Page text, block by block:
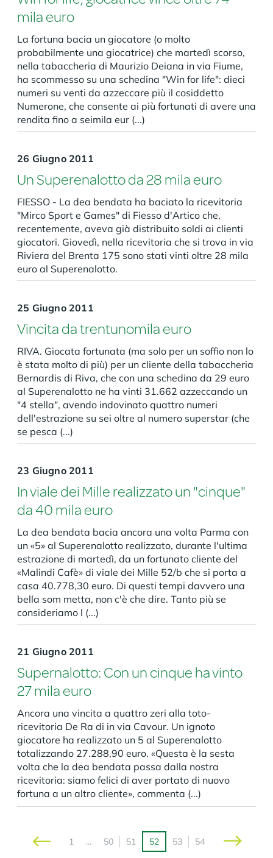
mila euro
La fortuna bacia un giocatore (o molto
probabilmente una giocatrice) che martedì scorso,
nella tabaccheria di Maurizio Deiana in via Fiume,
ha scommesso su una schedina "Win for life": dieci
numeri su venti da azzeccare più il cosiddetto
Numerone, che consente ai più fortunati di avere una
rendita fino a seimila eur (...)
26 Giugno 2011
Un Superenalotto da 28 mila euro
FIESSO - La dea bendata ha baciato la ricevitoria
"Mirco Sport e Games" di Fiesso d'Artico che,
recentemente, aveva già distribuito soldi ai clienti
giocatori. Giovedì, nella ricevitoria che si trova in via
Riviera del Brenta 175 sono stati vinti oltre 28 mila
euro al Superenalotto.
25 Giugno 2011
Vincita da trentunomila euro
RIVA. Giocata fortunata (ma solo per un soffio non lo
è stata molto di più) per un cliente della tabaccheria
Bernardis di Riva, che con una schedina da 29 euro
al Superenalotto ne ha vinti 31.662 azzeccando un
"4 stella", avendo indovinato quattro numeri
dell'estrazione su sei oltre al numero superstar (che
se pesca (...)
23 Giugno 2011
In viale dei Mille realizzato un "cinque"
da 40 mila euro
La dea bendata bacia ancora una volta Parma con
un «5» al Superenalotto realizzato, durante l'ultima
estrazione di martedì, da un fortunato cliente del
«Malindi Cafè» di viale dei Mille 52/b che si porta a
casa 40.778,30 euro. Di questi tempi davvero una
bella som metta, non c'è che dire. Tanto più se
consideriamo l (...)
21 Giugno 2011
Supernalotto: Con un cinque ha vinto
27 mila euro
Ancora una vincita a quattro zeri alla toto-
ricevitoria De Ra di in via Cavour. Un ignoto
giocatore ha realizzato un 5 al Superenalotto
totalizzando 27.288,90 euro. «Questa è la sesta
volta che la dea bendata passa dalla nostra
ricevitoria: siamo felici di aver portato di nuovo
fortuna a un altro cliente», commenta (...)
1 ... 50 51 52 53 54